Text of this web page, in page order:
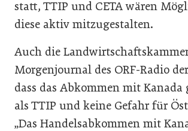
statt, TTIP und CETA wären
diese aktiv mitzugestalten.
Auch die
Morgenjournal des ORF-Radio
dass das Abkommen mit Kanada
als TTIP und keine Gefahr für
„Das Handelsabkommen mit